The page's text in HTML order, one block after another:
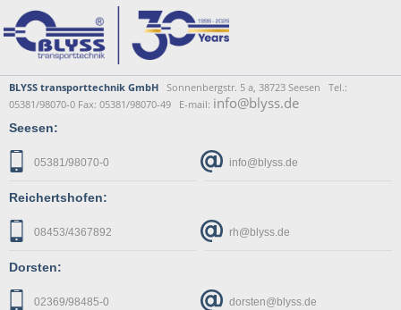
BLYSS transporttechnik GmbH Sonnenbergstr. 5 a, 38723 Seesen Tel.:
05381/98070-0 Fax: 05381/98070-49 E-mail: info@blyss.de
Seesen:
05381/98070-0 info@blyss.de
Reichertshofen:
08453/4367892 rh@blyss.de
Dorsten:
02369/98485-0 dorsten@blyss.de